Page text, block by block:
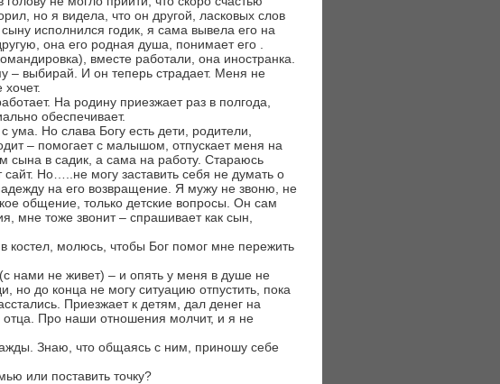
но я видела, что он другой, ласковых слов
исполнился годик, я сама вывела его на
она его родная душа, понимает его .
вместе работали, она иностранка.
– выбирай. И он теперь страдает. Меня не
На родину приезжает раз в полгода,
обеспечивает.
ума. Но слава Богу есть дети, родители,
– помогает с малышом, отпускает меня на
сына в садик, а сама на работу. Стараюсь
сайт. Но…..не могу заставить себя не думать о
на его возвращение. Я мужу не звоню, не
общение, только детские вопросы. Он сам
мне тоже звонит – спрашивает как сын,
костел, молюсь, чтобы Бог помог мне пережить
нами не живет) – и опять у меня в душе не
до конца не могу ситуацию отпустить, пока
Приезжает к детям, дал денег на
отца. Про наши отношения молчит, и я не
Знаю, что общаясь с ним, приношу себе
или поставить точку?